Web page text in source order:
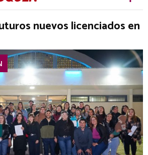
nuevos licenciados en